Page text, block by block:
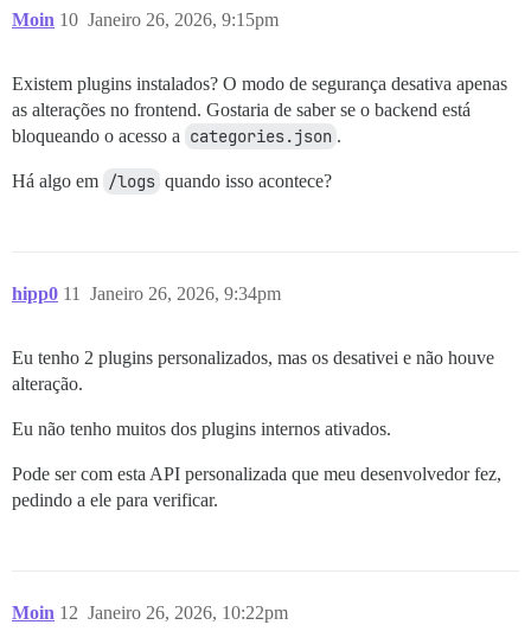
Moin Janeiro 26, 2026, 9:15pm
10
Existem plugins instalados? O modo de segurança desativa apenas
as alterações no frontend. Gostaria de saber se o backend está
bloqueando o acesso a categories.json .
Há algo em /logs quando isso acontece?
hipp0 Janeiro 26, 2026, 9:34pm
11
Eu tenho 2 plugins personalizados, mas os desativei e não houve
alteração.
Eu não tenho muitos dos plugins internos ativados.
Pode ser com esta API personalizada que meu desenvolvedor fez,
pedindo a ele para verificar.
Moin Janeiro 26, 2026, 10:22pm
12